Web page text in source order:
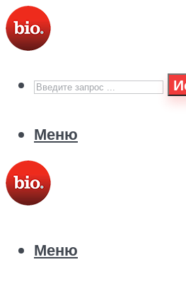
Меню
Меню